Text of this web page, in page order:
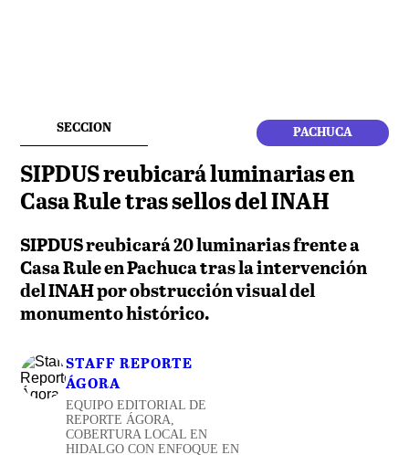
SECCION PACHUCA
SIPDUS reubicará luminarias en
Casa Rule tras sellos del INAH
SIPDUS reubicará 20 luminarias frente a
Casa Rule en Pachuca tras la intervención
del INAH por obstrucción visual del
monumento histórico.
STAFF REPORTE
ÁGORA
EQUIPO EDITORIAL DE
REPORTE ÁGORA,
COBERTURA LOCAL EN
HIDALGO CON ENFOQUE EN